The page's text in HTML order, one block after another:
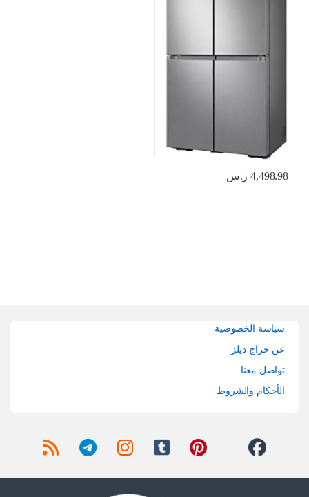
4,498.98 ر.س
سياسة الخصوصية
عن حراج ديلز
تواصل معنا
الأحكام والشروط